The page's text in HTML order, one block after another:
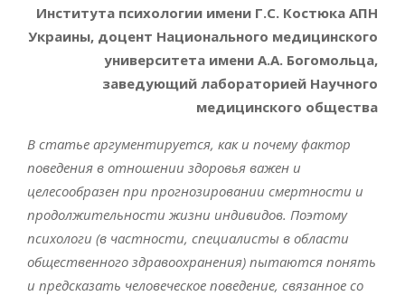
Института психологии имени Г.С. Костюка АПН
Украины, доцент Национального медицинского
университета имени А.А. Богомольца,
заведующий лабораторией Научного
медицинского общества
В статье аргументируется, как и почему фактор
поведения в отношении здоровья важен и
целесообразен при прогнозировании смертности и
продолжительности жизни индивидов. Поэтому
психологи (в частности, специалисты в области
общественного здравоохранения) пытаются понять
и предсказать человеческое поведение, связанное со